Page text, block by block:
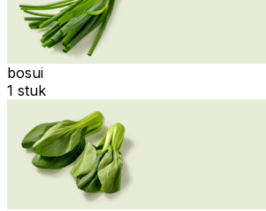
bosui
1 stuk